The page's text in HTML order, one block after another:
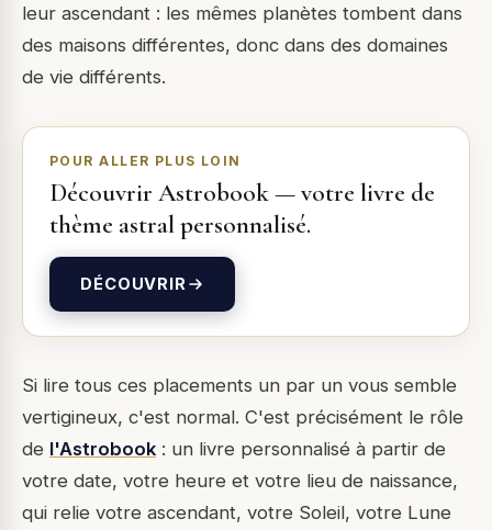
leur ascendant : les mêmes planètes tombent dans
des maisons différentes, donc dans des domaines
de vie différents.
POUR ALLER PLUS LOIN
Découvrir Astrobook—votre livre de
thème astral personnalisé.
DÉCOUVRIR
Si lire tous ces placements un par un vous semble
vertigineux, c'est normal. C'est précisément le rôle
de l'Astrobook : un livre personnalisé à partir de
votre date, votre heure et votre lieu de naissance,
qui relie votre ascendant, votre Soleil, votre Lune